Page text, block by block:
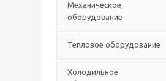
Механическое
оборудование
Тепловое оборудование
Холодильное